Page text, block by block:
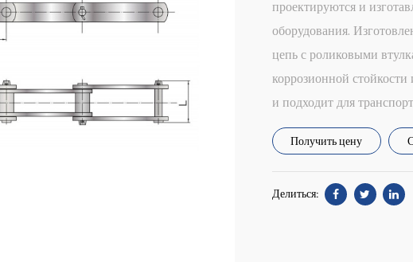
проектируются и
оборудования.
цепь с роликовыми
коррозионной
и подходит для
Получить цену
Делиться: